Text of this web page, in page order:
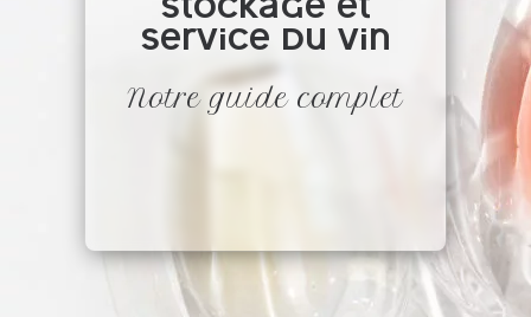
Stockage et
service du vin
Notre guide complet